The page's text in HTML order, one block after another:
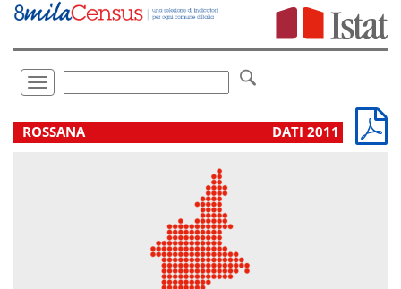
Vai
direttamente
Toggle
navigation
.
ROSSANA DATI 2011